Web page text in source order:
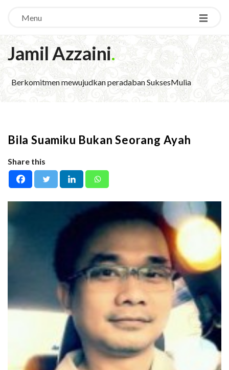
Menu
Jamil Azzaini.
Berkomitmen mewujudkan peradaban SuksesMulia
Bila Suamiku Bukan Seorang Ayah
Share this